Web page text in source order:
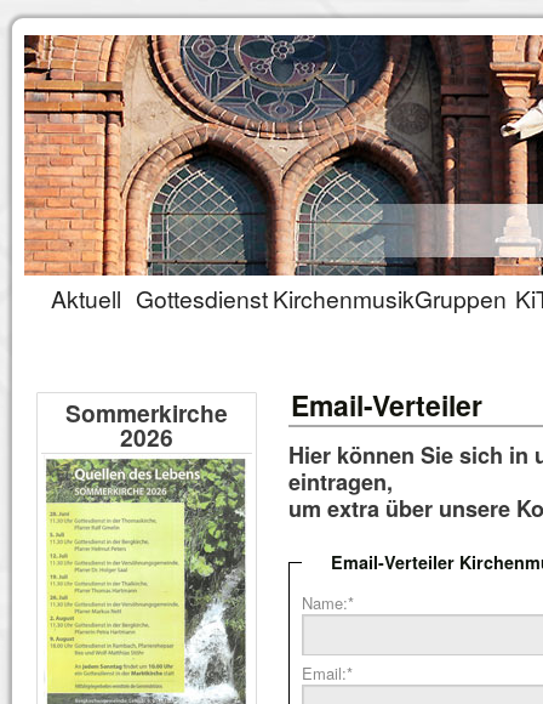
Aktuell GottesdienstKirchenmusikGruppen
Email-Verteiler
Hier können Sie sich in
eintragen,
um extra über unsere
Email-Verteiler
Name:*
Email:*
Sommerkirche
2026